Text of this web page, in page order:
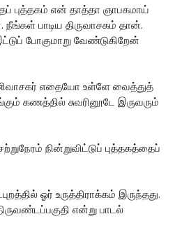
புத்தகம் என் தாத்தா ஞாபகமாய்
பாடிய திருவாசகம் தான்.
போகுமாறு வேண்டுகிறேன்
எதையோ உள்ளே வைத்துத்
கணத்தில் சுவரினூடே இருவரும்
நின்றுவிட்டுப் புத்தகத்தைப்
ஓர் உருத்திராக்கம் இருந்தது.
என்று பாடல்